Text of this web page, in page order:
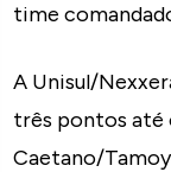
time
A Unisul/
três pontos até
Caetano/